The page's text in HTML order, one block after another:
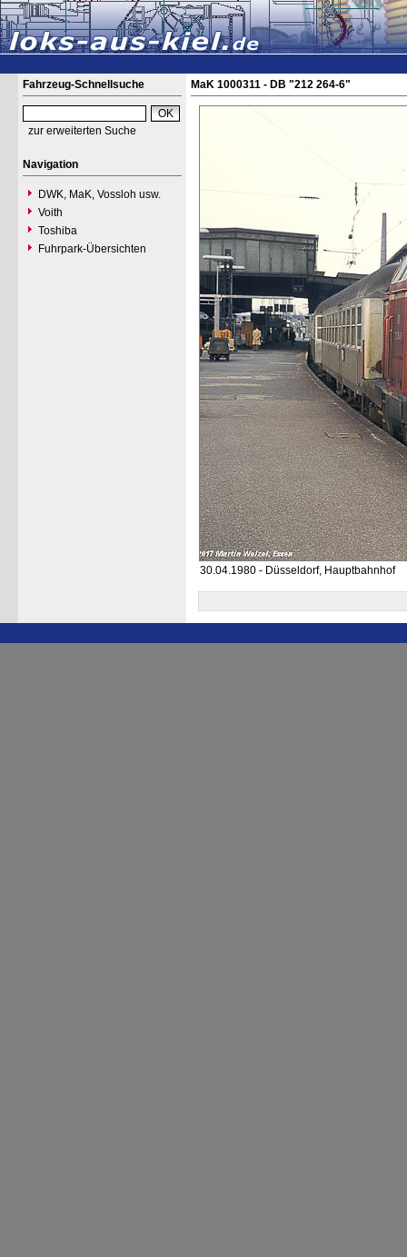
Fahrzeug-Schnellsuche
zur erweiterten Suche
Navigation
DWK, MaK, Vossloh usw.
Voith
Toshiba
Fuhrpark-Übersichten
MaK 1000311 - DB "212 264-6"
30.04.1980 - Düsseldorf, Hauptbahnhof